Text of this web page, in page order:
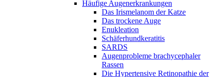
Häufige Augenerkrankungen
Das Irismelanom der Katze
Das trockene Auge
Enukleation
Schäferhundkeratitis
SARDS
Augenprobleme brachycephaler
Rassen
Die Hypertensive Retinopathie der